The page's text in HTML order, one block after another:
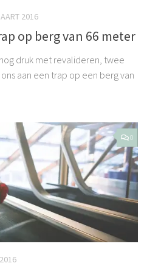
2016
op berg van 66 meter
druk met revalideren, twee
aan een trap op een berg van
0